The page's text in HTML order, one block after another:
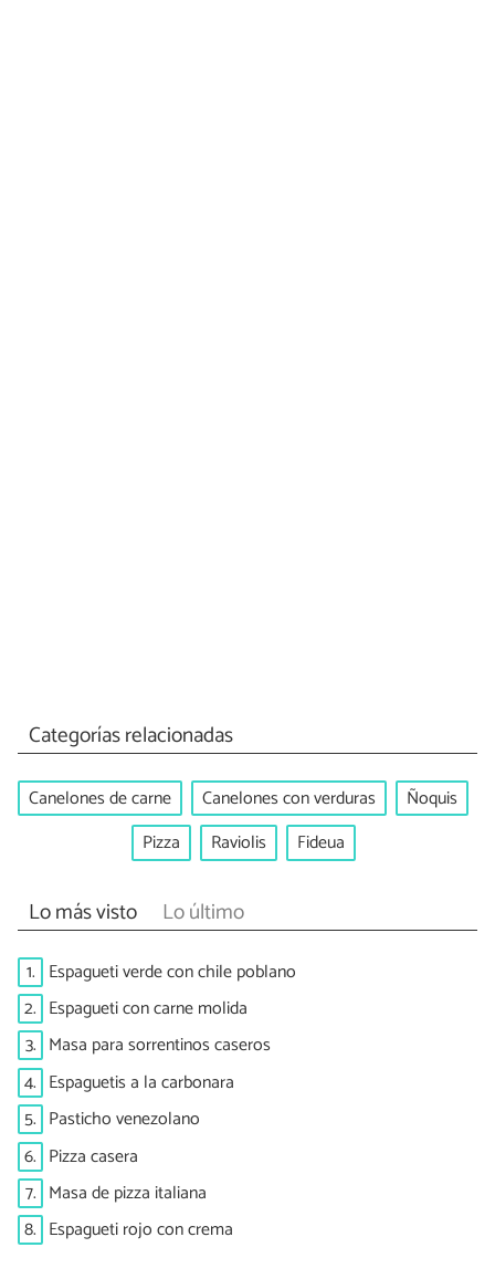
Categorías relacionadas
Canelones de carne Canelones con verduras
Ñoquis
Pizza
Raviolis Fideua
Lo más visto Lo último
1. Espagueti verde con chile poblano
2. Espagueti con carne molida
3. Masa para sorrentinos caseros
4. Espaguetis a la carbonara
5. Pasticho venezolano
6. Pizza casera
7. Masa de pizza italiana
8. Espagueti rojo con crema